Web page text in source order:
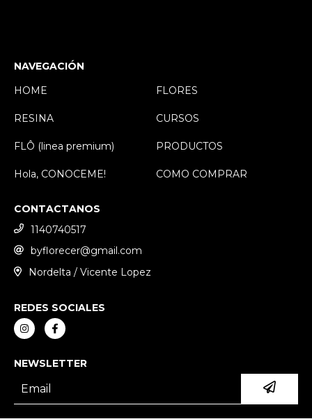
NAVEGACIÓN
HOME
FLORES
RESINA CURSOS
FLÔ (linea premium) PRODUCTOS
Hola, CONOCEME! COMO COMPRAR
CONTACTANOS
1140740517
byflorecer@gmail.com
Nordelta / Vicente Lopez
REDES SOCIALES
NEWSLETTER